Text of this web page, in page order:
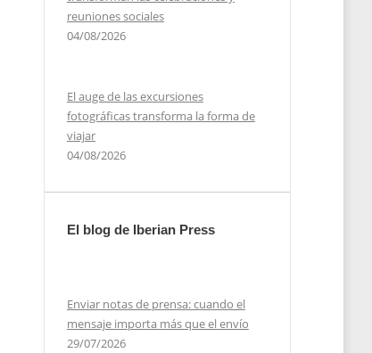
reuniones sociales
04/08/2026
El auge de las excursiones
fotográficas transforma la forma de
viajar
04/08/2026
El blog de Iberian Press
Enviar notas de prensa: cuando el
mensaje importa más que el envío
29/07/2026